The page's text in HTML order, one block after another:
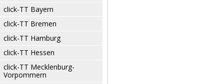
click-TT Bayern
click-TT Bremen
click-TT Hamburg
click-TT Hessen
click-TT Mecklenburg-
Vorpommern